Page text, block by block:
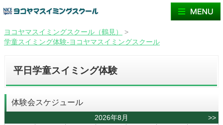
ヨコヤマスイミングスクール（鶴見）
>
学童スイミング体験-ヨコヤマスイミングスクール
平日学童スイミング体験
体験会スケジュール
2026年8月
>>